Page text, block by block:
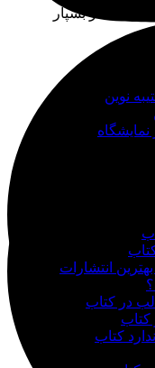
مرا به خاطر بسپار
نوین
انتشارات
در کتاب
کتاب
کتاب